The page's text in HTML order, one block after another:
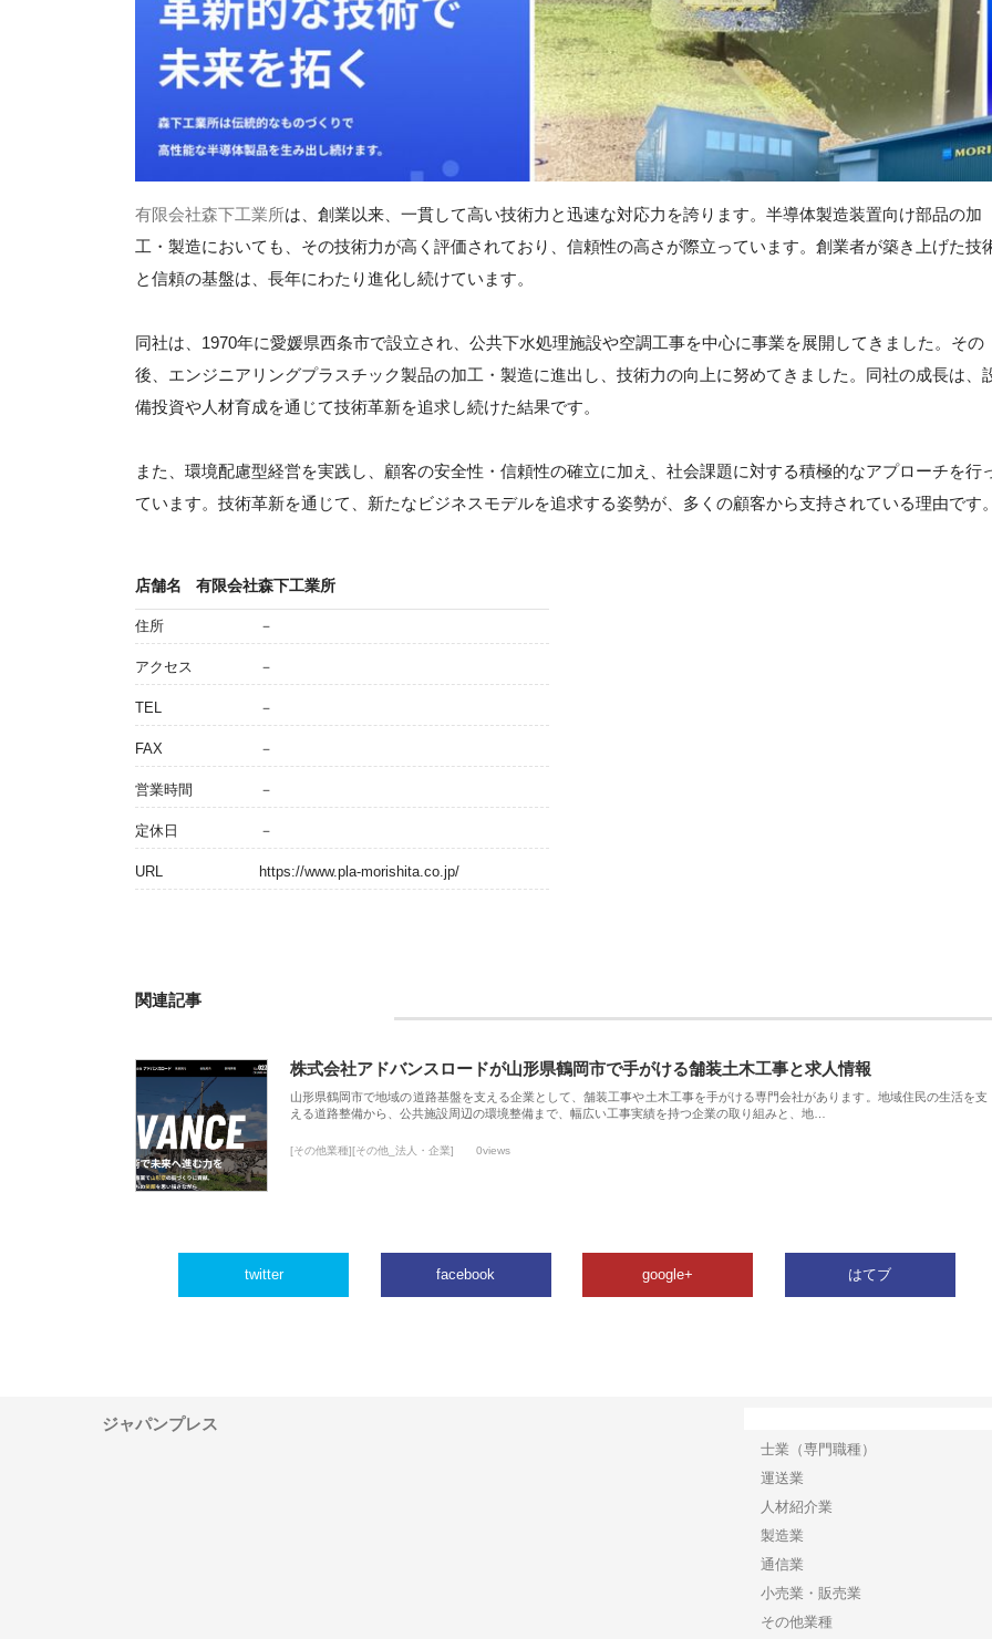
有限会社森下工業所は、創業以来、一貫して高い技術力と迅速な対応力を誇ります。半導体製造装置向け部品の加
工・製造においても、その技術力が高く評価されており、信頼性の高さが際立っています。創業者が築き上げた技
と信頼の基盤は、長年にわたり進化し続けています。
同社は、1970年に愛媛県西条市で設立され、公共下水処理施設や空調工事を中心に事業を展開してきました。その
後、エンジニアリングプラスチック製品の加工・製造に進出し、技術力の向上に努めてきました。同社の成長は、
備投資や人材育成を通じて技術革新を追求し続けた結果です。
また、環境配慮型経営を実践し、顧客の安全性・信頼性の確立に加え、社会課題に対する積極的なアプローチを行
ています。技術革新を通じて、新たなビジネスモデルを追求する姿勢が、多くの顧客から支持されている理由です。
店舗名 有限会社森下工業所
住所 －
アクセス －
TEL －
FAX －
営業時間 －
定休日 －
URL https://www.pla-morishita.co.jp/
関連記事
株式会社アドバンスロードが山形県鶴岡市で手がける舗装土木工事と求人情報
山形県鶴岡市で地域の道路基盤を支える企業として、舗装工事や土木工事を手がける専門会社があります。地域住民の生活を支
える道路整備から、公共施設周辺の環境整備まで、幅広い工事実績を持つ企業の取り組みと、地…
[その他業種][その他_法人・企業] 0views
twitter facebook google+ はてブ
ジャパンプレス
士業（専門職種）
運送業
人材紹介業
製造業
通信業
小売業・販売業
その他業種